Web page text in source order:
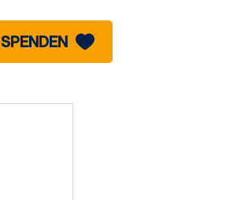
SPENDEN